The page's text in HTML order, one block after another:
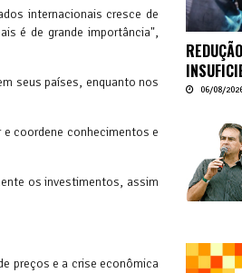
internacionais cresce de
é de grande importância",
seus países, enquanto nos
coordene conhecimentos e
os investimentos, assim
preços e a crise econômica
06/08/